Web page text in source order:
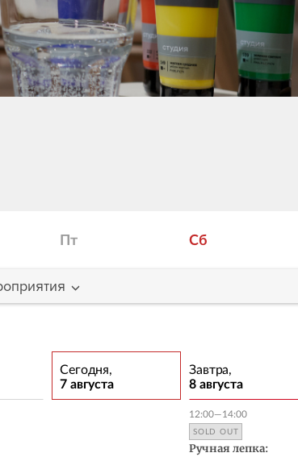
Пт Сб
Сегодня,
7 августа
Завтра,
8 августа
12:00—14:00
SOLD OUT
Ручная лепка: